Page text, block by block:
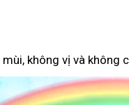
không vị và không